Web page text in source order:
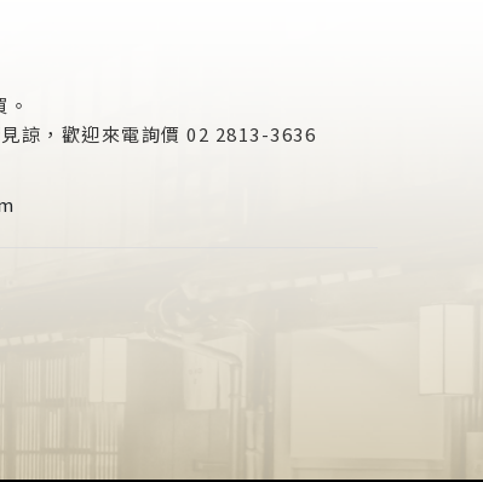
諒，歡迎來電詢價 02 2813-3636